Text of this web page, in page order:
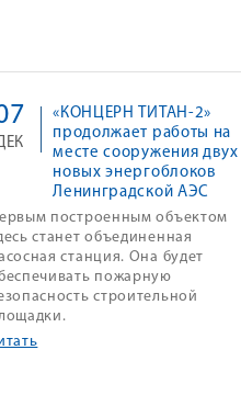
«КОНЦЕРН ТИТАН-2»
продолжает работы на
месте сооружения двух
новых энергоблоков
Ленинградской АЭС
построенным объектом
станет объединенная
станция. Она будет
пожарную
строительной